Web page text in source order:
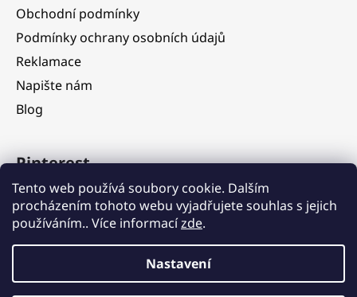
Tento web používá soubory cookie. Dalším
procházením tohoto webu vyjadřujete souhlas s jejich
používáním.. Více informacízde.
Nastavení
Vážení zákazníci, ve dnech 5. 8. – 11. 8. 2026 čerpáme dovolenou.
V tomto období budou objednávky nadále přijímány, jejich
Obchodní podmínky
Podmínky ochrany osobních údajů
Reklamace
Napište nám
Blog
Pinterest